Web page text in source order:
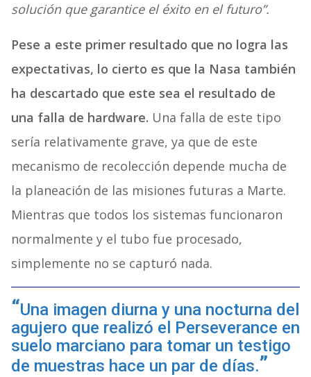
solución que garantice el éxito en el futuro”.
Pese a este primer resultado que no logra las
expectativas, lo cierto es que la Nasa también
ha descartado que este sea el resultado de
una falla de hardware. Una falla de este tipo
sería relativamente grave, ya que de este
mecanismo de recolección depende mucha de
la planeación de las misiones futuras a Marte.
Mientras que todos los sistemas funcionaron
normalmente y el tubo fue procesado,
simplemente no se capturó nada.
Una imagen diurna y una nocturna del
agujero que realizó el Perseverance en
suelo marciano para tomar un testigo
de muestras hace un par de días.